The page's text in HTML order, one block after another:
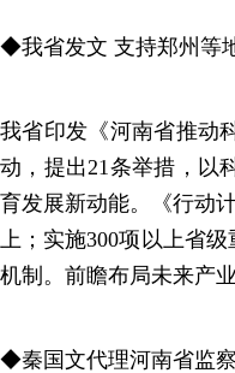
◆我省发文 支持郑州等
我省印发《河南省推动
动，提出21条举措，以
育发展新动能。《行动
上；实施300项以上省
机制。前瞻布局未来产
◆秦国文代理河南省监